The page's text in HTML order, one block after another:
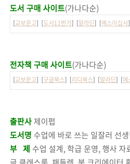
도서 구매 사이트(가나다순)
[교보문고] [도서11번가] [알라딘] [예스이십사
전자책 구매 사이트(가나다순)
[교보문고] [구글북스] [리디북스] [알라딘] [예
출판사 제이펍
도서명 수업에 바로 쓰는 일잘러 선
부 제 수업 설계, 학급 운영, 행사